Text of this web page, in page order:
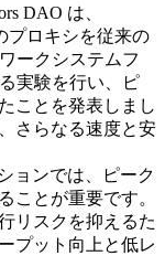
DAO は、
プロキシを従来の
ークシステムフ
実験を行い、ピ
ことを発表しまし
さらなる速度と安
ョンでは、ピーク
ことが重要です。
リスクを抑えるた
プット向上と低レ